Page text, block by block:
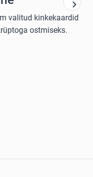
valitud kinkekaardid
ostmiseks.